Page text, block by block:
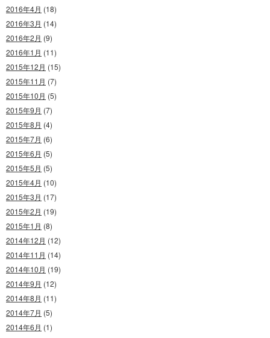
2016年4月 (18)
2016年3月 (14)
2016年2月 (9)
2016年1月 (11)
2015年12月 (15)
2015年11月 (7)
2015年10月 (5)
2015年9月 (7)
2015年8月 (4)
2015年7月 (6)
2015年6月 (5)
2015年5月 (5)
2015年4月 (10)
2015年3月 (17)
2015年2月 (19)
2015年1月 (8)
2014年12月 (12)
2014年11月 (14)
2014年10月 (19)
2014年9月 (12)
2014年8月 (11)
2014年7月 (5)
2014年6月 (1)